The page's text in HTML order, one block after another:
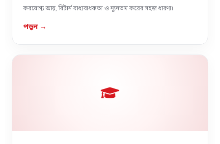
করযোগ্য আয়, রিটার্ন বাধ্যবাধকতা ও ন্যূনতম করের সহজ ধারণা।
পড়ুন →
